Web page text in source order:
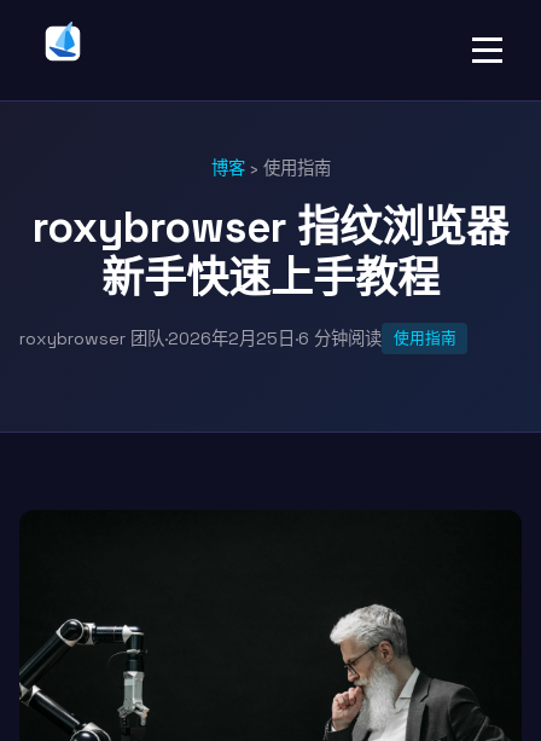
博客 › 使用指南
roxybrowser 指纹浏览器
新手快速上手教程
roxybrowser 团队·2026年2月25日 ·6 分钟阅读 使用指南